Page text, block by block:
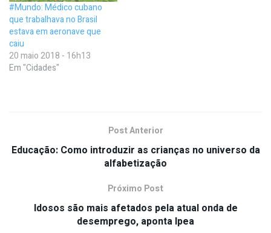
#Mundo: Médico cubano
que trabalhava no Brasil
estava em aeronave que
caiu
20 maio 2018 - 16h13
Em "Cidades"
Post Anterior
Educação: Como introduzir as crianças no universo da
alfabetização
Próximo Post
Idosos são mais afetados pela atual onda de
desemprego, aponta Ipea